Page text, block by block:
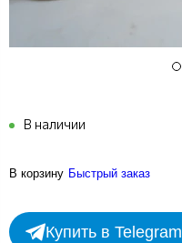
В наличии
В корзину Быстрый заказ
Купить в Telegram